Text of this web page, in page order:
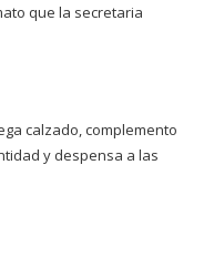
que la secretaria
calzado, complemento
y despensa a las